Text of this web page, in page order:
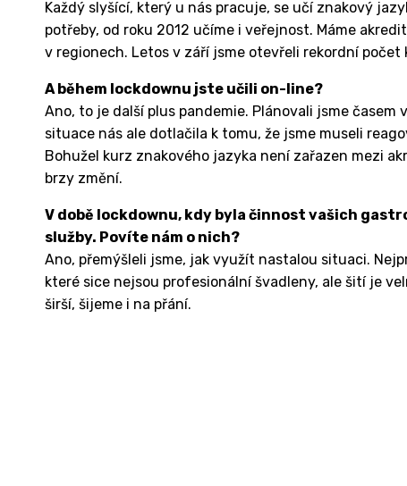
Každý slyšící, který u nás pracuje, se učí znakový
potřeby, od roku 2012 učíme i veřejnost. Máme
v regionech. Letos v září jsme otevřeli rekordní počet
A během lockdownu jste učili on-line?
Ano, to je další plus pandemie. Plánovali jsme
situace nás ale dotlačila k tomu, že jsme museli
Bohužel kurz znakového jazyka není zařazen mezi
brzy změní.
V době lockdownu, kdy byla činnost vašich
služby. Povíte nám o nich?
Ano, přemýšleli jsme, jak využít nastalou situaci.
které sice nejsou profesionální švadleny, ale šití je
širší, šijeme i na přání.